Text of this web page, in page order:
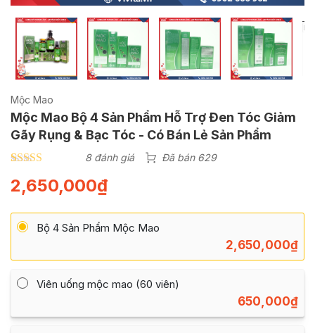
Mộc Mao
Mộc Mao Bộ 4 Sản Phẩm Hỗ Trợ Đen Tóc Giảm
Gãy Rụng & Bạc Tóc - Có Bán Lẻ Sản Phẩm
dựa trên
đánh giá
8 đánh giá Đã bán 629
2,650,000₫
Bộ 4 Sản Phẩm Mộc Mao
2,650,000₫
Viên uống mộc mao (60 viên)
650,000₫